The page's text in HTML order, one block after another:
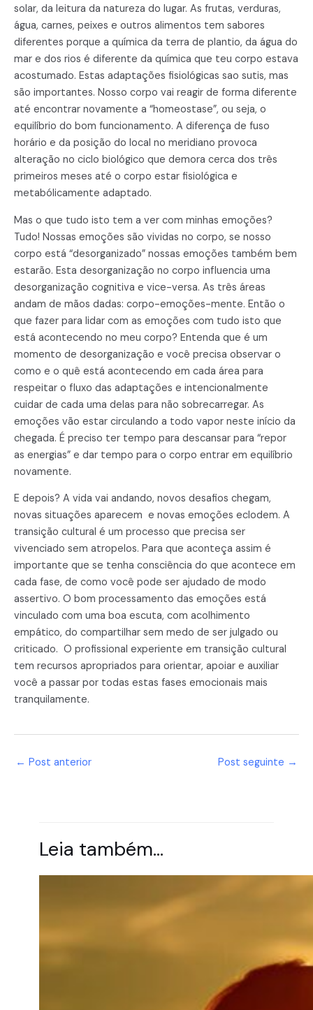
solar, da leitura da natureza do lugar. As frutas, verduras,
água, carnes, peixes e outros alimentos tem sabores
diferentes porque a química da terra de plantio, da água do
mar e dos rios é diferente da química que teu corpo estava
acostumado. Estas adaptações fisiológicas sao sutis, mas
são importantes. Nosso corpo vai reagir de forma diferente
até encontrar novamente a “homeostase”, ou seja, o
equilíbrio do bom funcionamento. A diferença de fuso
horário e da posição do local no meridiano provoca
alteração no ciclo biológico que demora cerca dos três
primeiros meses até o corpo estar fisiológica e
metabólicamente adaptado.
Mas o que tudo isto tem a ver com minhas emoções?
Tudo! Nossas emoções são vividas no corpo, se nosso
corpo está “desorganizado” nossas emoções também bem
estarão. Esta desorganização no corpo influencia uma
desorganização cognitiva e vice-versa. As três áreas
andam de mãos dadas: corpo-emoções-mente. Então o
que fazer para lidar com as emoções com tudo isto que
está acontecendo no meu corpo? Entenda que é um
momento de desorganização e você precisa observar o
como e o quê está acontecendo em cada área para
respeitar o fluxo das adaptações e intencionalmente
cuidar de cada uma delas para não sobrecarregar. As
emoções vão estar circulando a todo vapor neste início da
chegada. É preciso ter tempo para descansar para “repor
as energias” e dar tempo para o corpo entrar em equilíbrio
novamente.
E depois? A vida vai andando, novos desafios chegam,
novas situações aparecem e novas emoções eclodem. A
transição cultural é um processo que precisa ser
vivenciado sem atropelos. Para que aconteça assim é
importante que se tenha consciência do que acontece em
cada fase, de como você pode ser ajudado de modo
assertivo. O bom processamento das emoções está
vinculado com uma boa escuta, com acolhimento
empático, do compartilhar sem medo de ser julgado ou
criticado. O profissional experiente em transição cultural
tem recursos apropriados para orientar, apoiar e auxiliar
você a passar por todas estas fases emocionais mais
tranquilamente.
← Post anterior Post seguinte →
Leia também…